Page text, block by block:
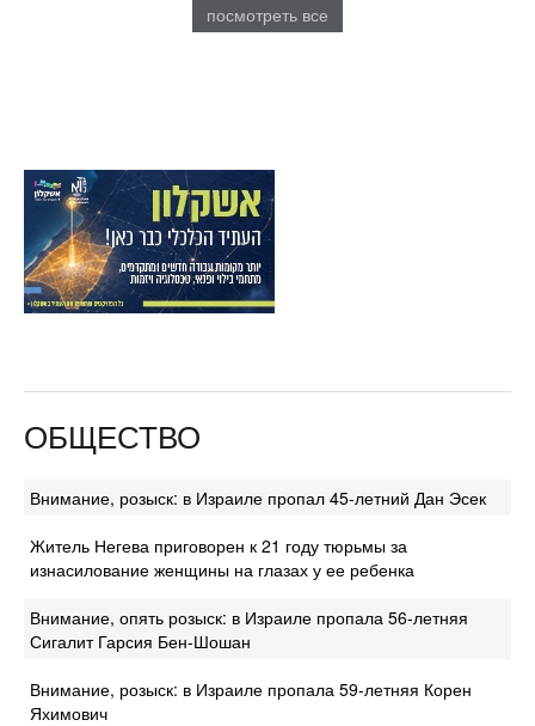
посмотреть все
ОБЩЕСТВО
Внимание, розыск: в Израиле пропал 45-летний Дан Эсек
Житель Негева приговорен к 21 году тюрьмы за
изнасилование женщины на глазах у ее ребенка
Внимание, опять розыск: в Израиле пропала 56-летняя
Сигалит Гарсия Бен-Шошан
Внимание, розыск: в Израиле пропала 59-летняя Корен
Яхимович